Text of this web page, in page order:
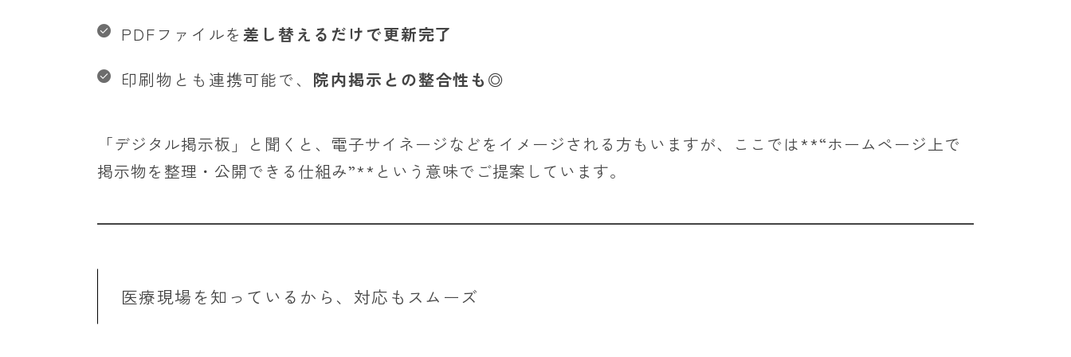
PDFファイルを差し替えるだけで更新完了
印刷物とも連携可能で、 院内掲示との整合性も◎
「デジタル掲示板」と聞くと、電子サイネージなどをイメージされる方もいますが、ここでは**“ホームページ上で
掲示物を整理・公開できる仕組み”**という意味でご提案しています。
医療現場を知っているから、対応もスムーズ